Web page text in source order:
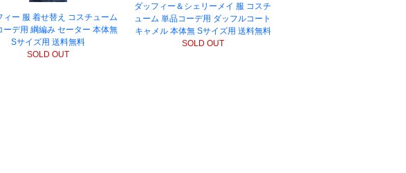
ィー 服 着せ替え コスチューム
ーデ用 綱編み セーター 本体無
Sサイズ用 送料無料
SOLD OUT
ダッフィー＆シェリーメイ 服 コスチ
ューム 単品コーデ用 ダッフルコート
キャメル 本体無 Sサイズ用 送料無料
SOLD OUT